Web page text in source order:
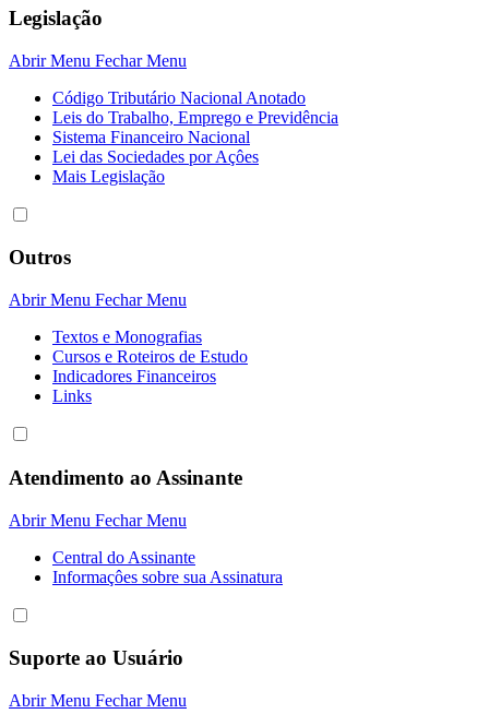
Legislação
Abrir Menu Fechar Menu
Código Tributário Nacional Anotado
Leis do Trabalho, Emprego e Previdência
Sistema Financeiro Nacional
Lei das Sociedades por Açôes
Mais Legislação
Outros
Abrir Menu Fechar Menu
Textos e Monografias
Cursos e Roteiros de Estudo
Indicadores Financeiros
Links
Atendimento ao Assinante
Abrir Menu Fechar Menu
Central do Assinante
Informaçôes sobre sua Assinatura
Suporte ao Usuário
Abrir Menu Fechar Menu